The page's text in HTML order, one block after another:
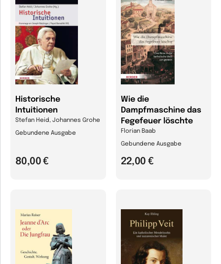
Historische
Intuitionen
Stefan Heid, Johannes Grohe
Gebundene Ausgabe
80,00 €
Wie die
Dampfmaschine das
Fegefeuer löschte
Florian Baab
Gebundene Ausgabe
22,00 €